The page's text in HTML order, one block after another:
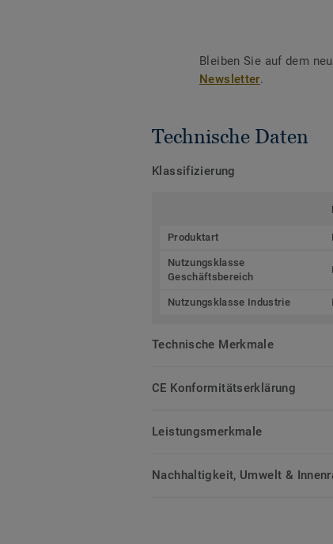
Bleiben Sie auf dem
Newsletter.
Technische Daten
Klassifizierung
Produktart
Nutzungsklasse
Geschäftsbereich
Nutzungsklasse Industrie
Technische Merkmale
CE Konformitätserklärung
Leistungsmerkmale
Nachhaltigkeit, Umwelt &